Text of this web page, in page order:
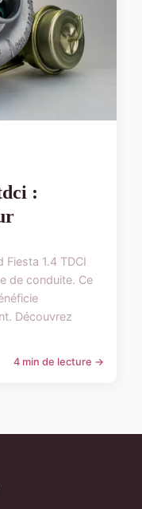
:
1.4 TDCI
de conduite. Ce
Découvrez
4 min de lecture →